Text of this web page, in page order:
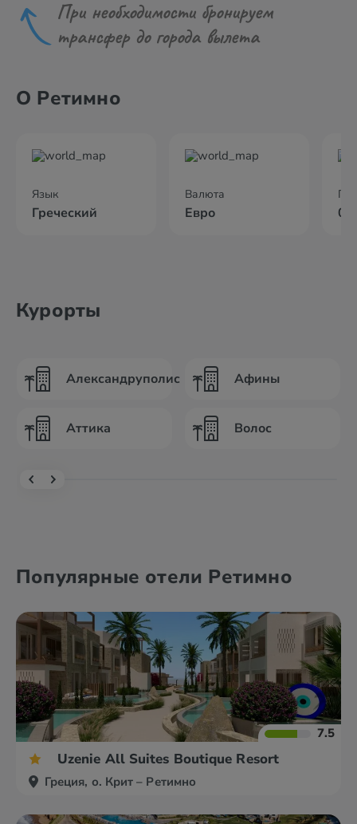
При необходимости бронируем
трансфер до города вылета
О Ретимно
Язык
Греческий
Валюта
Евро
Курорты
Александруполис
Аттика
Афины
Волос
Популярные отели Ретимно
7.5
Uzenie All Suites Boutique Resort
Греция, о. Крит – Ретимно